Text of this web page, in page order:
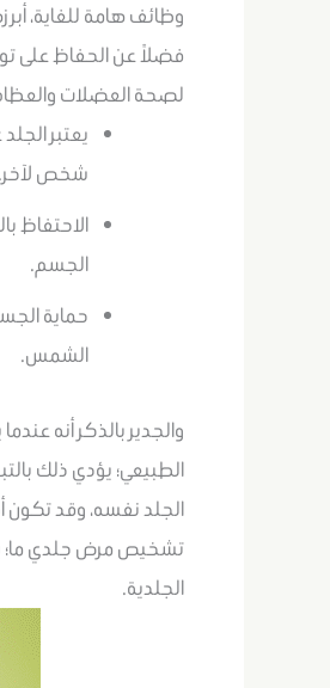
وظائف هامة للغاية،
لصحة العضلات والعظام،
يعتبر
شخص لآخر.
الاحتفاظ
الجسم.
حماية
الشمس.
والجدير بالذكر أنه
الطبيعي؛ يؤدي ذلك
الجلد نفسه، وقد تكون
تشخيص مرض جلدي ما؛
الجلدية.